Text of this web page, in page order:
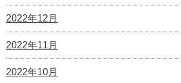
2022年12月
2022年11月
2022年10月